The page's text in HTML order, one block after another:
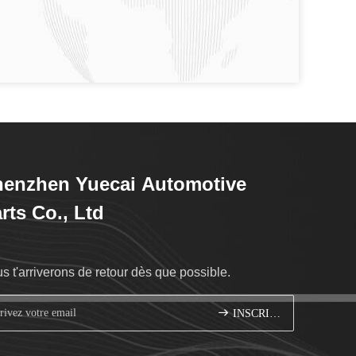
Yuecai Automotive
Co., Ltd
t'arriverons de retour dès que possible.
INSCRIVEZ-VOUS